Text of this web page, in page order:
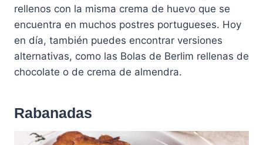
rellenos con la misma crema de huevo que se
encuentra en muchos postres portugueses. Hoy
en día, también puedes encontrar versiones
alternativas, como las Bolas de Berlim rellenas de
chocolate o de crema de almendra.
Rabanadas